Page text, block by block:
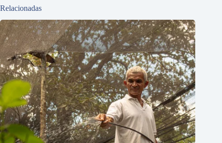
Relacionadas